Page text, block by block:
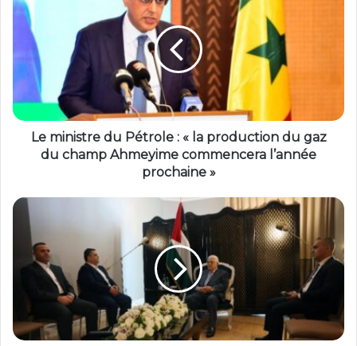
Le ministre du Pétrole : « la production du gaz
du champ Ahmeyime commencera l’année
prochaine »